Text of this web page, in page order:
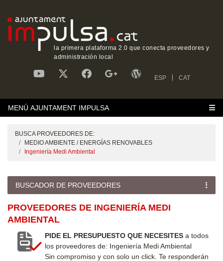
la primera plataforma 2.0 que conecta proveedores y
administración local
ESP CAT
MENÚ AJUNTAMENT IMPULSA
BUSCA PROVEEDORES DE:
MEDIO AMBIENTE / ENERGÍAS RENOVABLES
Ingeniería Medi Ambiental
BUSCADOR DE PROVEEDORES
PROVEEDORES DE INGENIERÍA MEDI
AMBIENTAL
PIDE EL PRESUPUESTO QUE NECESITESa todos
los proveedores de: Ingeniería Medi Ambiental
Sin compromiso y con solo un click. Te responderán